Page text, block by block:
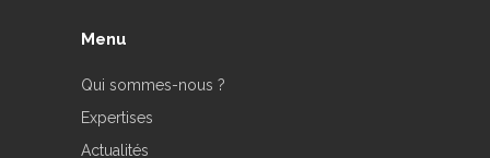
Menu
Qui sommes-nous ?
Expertises
Actualités